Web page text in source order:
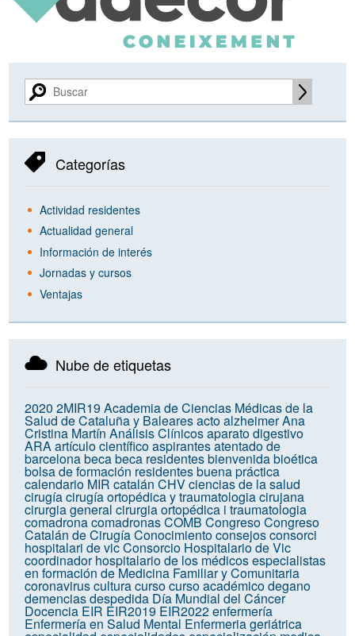
Categorías
Actividad residentes
Actualidad general
Información de interés
Jornadas y cursos
Ventajas
Nube de etiquetas
2020 2MIR19 Academia de Ciencias Médicas de la
Salud de Cataluña y BalearesactoalzheimerAna
Cristina Martín Análisis Clínicosaparato digestivo
ARAartículo científicoaspirantesatentado de
barcelonabecabeca residentesbienvenidabioética
bolsa de formación residentesbuena práctica
calendario MIR catalán CHVciencias de la salud
cirugíacirugía ortopédica y traumatologiacirujana
cirurgia general cirurgia ortopédica i traumatologia
comadronacomadronasCOMB CongresoCongreso
Catalán de CirugíaConocimientoconsejosconsorci
hospitalari de vicConsorcio Hospitalario de Vic
coordinador hospitalario de los médicos especialistas
en formación de Medicina Familiar y Comunitaria
coronavirusculturacursocurso académicodegano
demenciasdespedida Día Mundial del Cáncer
Docencia EIR EIR2019 EIR2022enfermería
Enfermería en Salud Mental Enfermeria geriátrica